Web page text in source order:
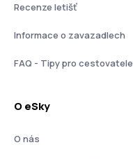
Recenze letišť
Informace o zavazadlech
FAQ - Tipy pro cestovatele
O eSky
O nás